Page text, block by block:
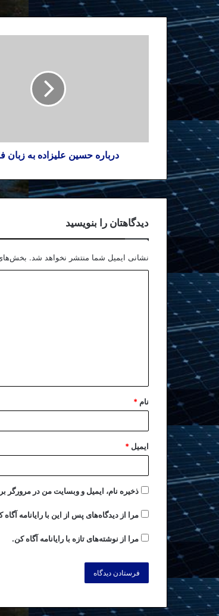
درباره حسین علیزاده به زبان
دیدگاهتان را بنویسید
نشانی ایمیل شما منتشر نخواهد شد. بخش‌های
نام *
ایمیل *
ذخیره نام، ایمیل و وبسایت من در مرورگر
مرا از دیدگاه‌های پس از این با رایانامه آگاه
مرا از نوشته‌های تازه با رایانامه آگاه کن.